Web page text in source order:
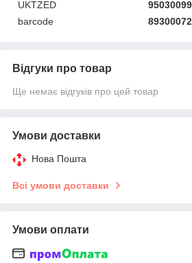
UKTZED
barcode
Відгуки про товар
Ще немає відгуків про цей товар
Умови доставки
Нова Пошта
Всі умови доставки
Умови оплати